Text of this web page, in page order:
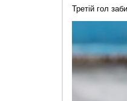
Третій гол